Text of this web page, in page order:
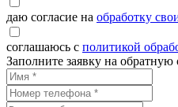
даю согласие на обработку
соглашаюсь с политикой
Заполните заявку на обратную